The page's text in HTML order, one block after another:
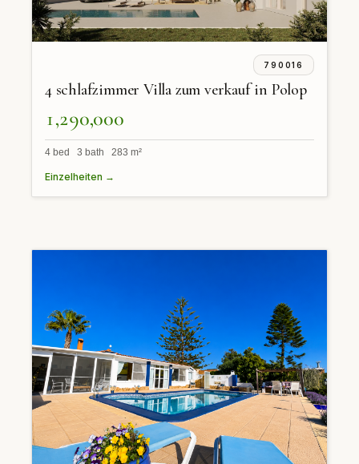
790016
4 schlafzimmer Villa zum verkauf in Polop
1,290,000
4 bed 3 bath 283 m²
Einzelheiten →